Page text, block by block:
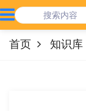
首页 知识库